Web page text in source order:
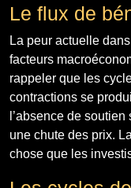
Le flux de
La peur actuelle
facteurs
rappeler que les
contractions se
l’absence de
une chute des prix.
chose que les